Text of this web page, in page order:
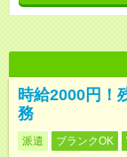
時給2000円！
務
派遣 ブランクOK